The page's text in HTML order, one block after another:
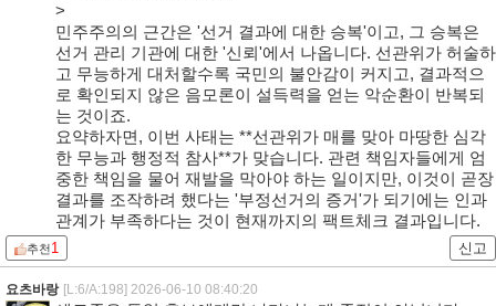
>
민주주의의 근간은 '선거 결과에 대한 승복'이고, 그 승복은
선거 관리 기관에 대한 '신뢰'에서 나옵니다. 선관위가 허술하
고 무능하게 대처할수록 국민의 불안감이 커지고, 결과적으
로 확인되지 않은 음모론이 설득력을 얻는 악순환이 반복되
는 것이죠.
요약하자면, 이번 사태는 **선관위가 매를 맞아 마땅한 심각
한 무능과 행정적 참사**가 맞습니다. 관련 책임자들에게 엄
중한 책임을 물어 재발을 막아야 하는 일이지만, 이것이 곧장
결과를 조작하려 했다는 '부정선거의 증거'가 되기에는 인과
관계가 부족하다는 것이 현재까지의 팩트체크 결과입니다.
추천1 신고
요츠바랑 [L:6/A:198] 2026-06-10 08:40:20